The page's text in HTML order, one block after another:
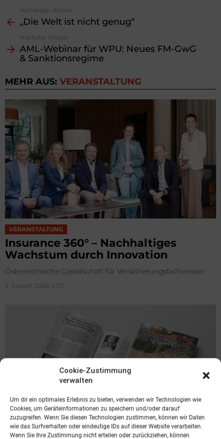
Cookie-Zustimmung
verwalten
Um dir ein optimales Erlebnis zu bieten, verwenden wir Technologien wie
Cookies, um Geräteinformationen zu speichern und/oder darauf
zuzugreifen. Wenn Sie diesen Technologien zustimmen, können wir Daten
wie das Surfverhalten oder eindeutige IDs auf dieser Website verarbeiten.
Wenn Sie Ihre Zustimmung nicht erteilen oder zurückziehen, können
more
Vorheriger Artikel
„Die Welt ist nicht genug“
Nächster Artikel
AML-Webinar für WPU: Neues FM-GwG
& Sanktionsregime
MEHR AUS: VERANSTALTUNG
VERANSTALTUNG
Insurance 360° – Nachhaltiges
Wachstum durch Innovation
Österreichische Gesellschaft für Versicherungsfachwissen
3. August 2026, 5:03
VERANSTALTUNG